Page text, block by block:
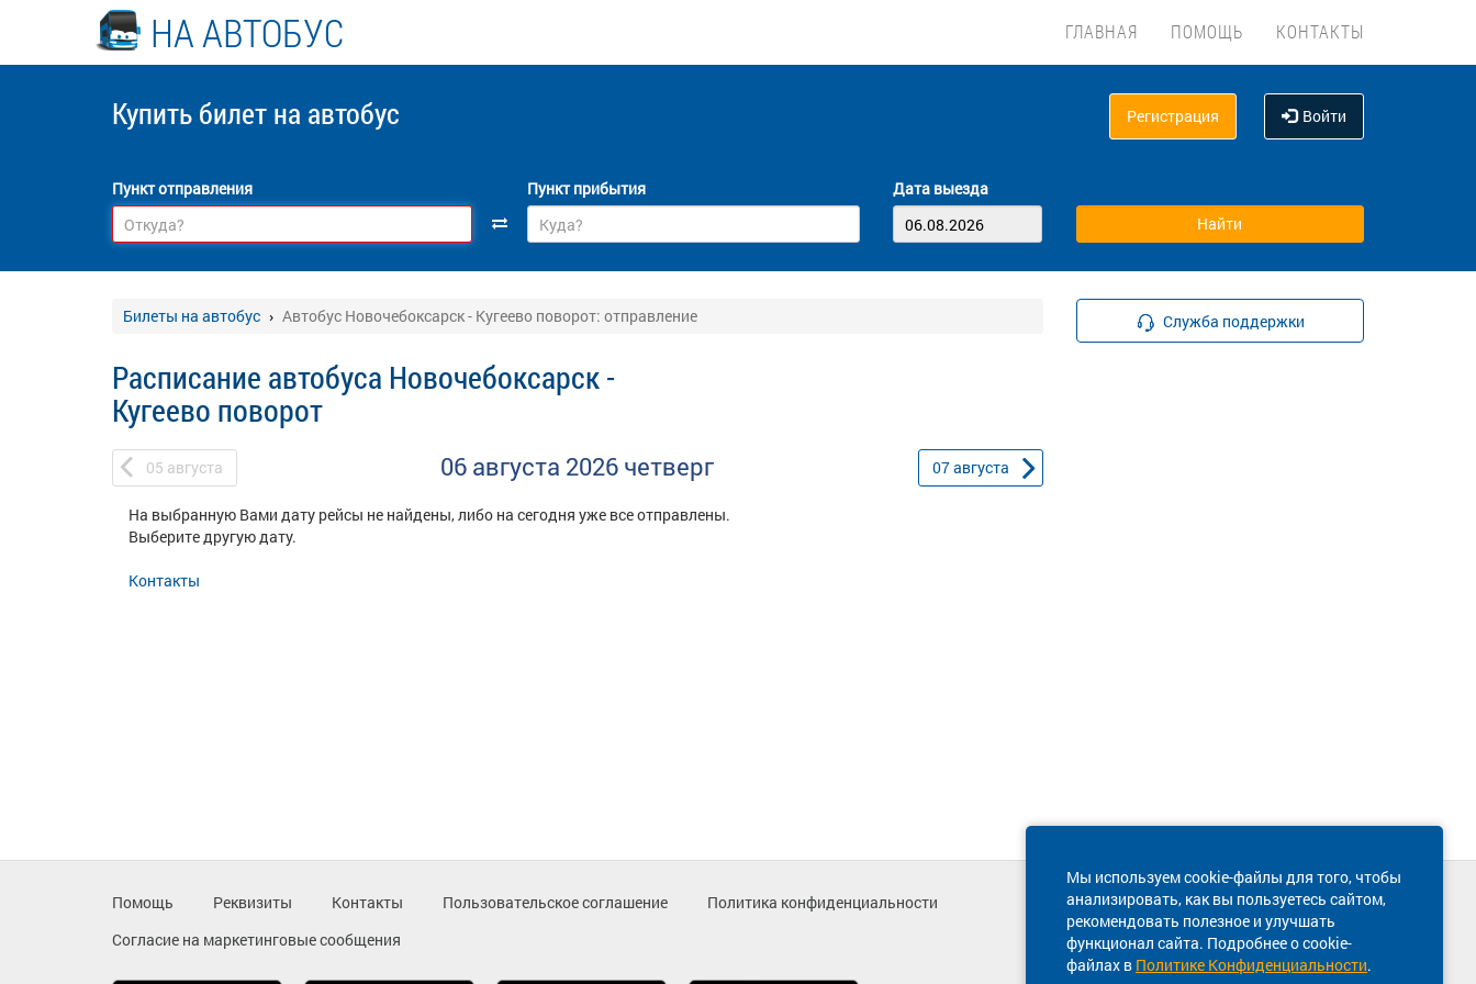
НА АВТОБУС ГЛАВНАЯ ПОМОЩЬ КОНТАКТЫ
Купить билет на автобус Регистрация Войти
Пункт отправления Пункт прибытия Дата выезда
Билеты на автобус Автобус Новочебоксарск - Кугеево поворот: отправление
Расписание автобуса Новочебоксарск -
Кугеево поворот
05 августа 06 августа 2026 четверг 07августа
На выбранную Вами дату рейсы не найдены, либо на сегодня уже все отправлены.
Выберите другую дату.
Контакты
Служба поддержки
Мы используем cookie-файлы для того, чтобы
анализировать, как вы пользуетесь сайтом,
рекомендовать полезное и улучшать
функционал сайта. Подробнее о cookie-
файлах в Политике Конфиденциальности.
Помощь Реквизиты Контакты Пользовательское соглашение
Политика конфиденциальности
Согласие на маркетинговые сообщения
Техническая поддержка сайта
8 800 600-03-38